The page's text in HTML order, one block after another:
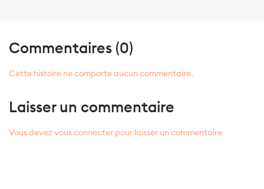
Commentaires (0)
Cette histoire ne comporte aucun commentaire.
Laisser un commentaire
Vous devez vous connecter pour laisser un commentaire